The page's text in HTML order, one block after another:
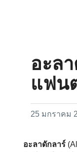
อะล
แฟน
25 มกราคม
อะลาดักลาร์